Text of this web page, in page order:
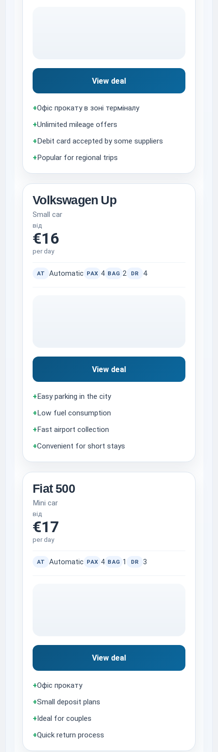
View deal
+Офіс прокату в зоні терміналу
+Unlimited mileage offers
+Debit card accepted by some suppliers
+Popular for regional trips
Volkswagen Up
Small car
від
€16
per day
AT Automatic PAX 4 BAG 2 DR 4
View deal
+ Easy parking in the city
+ Low fuel consumption
+ Fast airport collection
+Convenient for short stays
Fiat 500
Mini car
від
€17
per day
AT Automatic PAX 4 BAG 1 DR 3
View deal
+Офіс прокату
+Small deposit plans
+Ideal for couples
+Quick return process